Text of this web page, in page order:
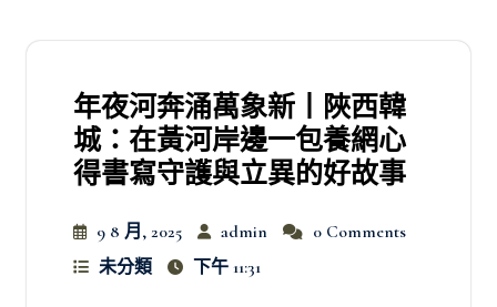
年夜河奔涌萬象新丨陜西韓
城：在黃河岸邊一包養網心
得書寫守護與立異的好故事
9 8 月, 2025 admin
0 Comments
未分類
下午 11:31